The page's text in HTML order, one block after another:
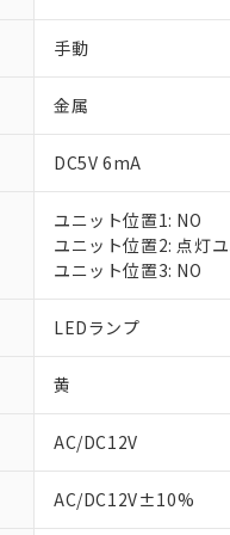
手動
金属
DC5V 6mA
ユニット位置1: NO
ユニット位置2: 点灯
ユニット位置3: NO
LEDランプ
黄
AC/DC12V
AC/DC12V±10%
ご利用条件
※1 対応状況
調査・確認中：
非該当品：ライセ
仕入先様の事情に
があります。
※1 中国